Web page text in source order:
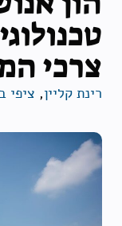
צרכי
רינת קליין, ציפי